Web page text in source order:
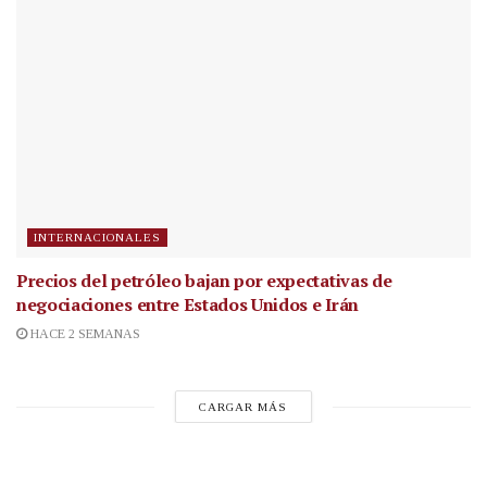
INTERNACIONALES
Precios del petróleo bajan por expectativas de
negociaciones entre Estados Unidos e Irán
HACE 2 SEMANAS
CARGAR MÁS